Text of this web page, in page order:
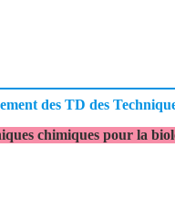
des TD des
chimiques pour la